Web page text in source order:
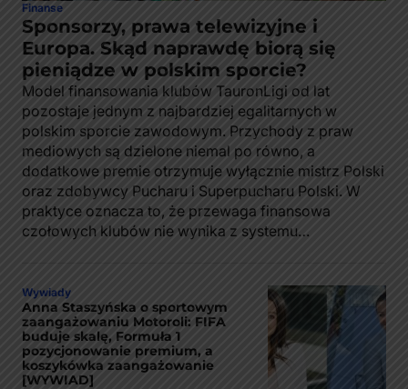
Finanse
Sponsorzy, prawa telewizyjne i
Europa. Skąd naprawdę biorą się
pieniądze w polskim sporcie?
Model finansowania klubów TauronLigi od lat
pozostaje jednym z najbardziej egalitarnych w
polskim sporcie zawodowym. Przychody z praw
mediowych są dzielone niemal po równo, a
dodatkowe premie otrzymuje wyłącznie mistrz Polski
oraz zdobywcy Pucharu i Superpucharu Polski. W
praktyce oznacza to, że przewaga finansowa
czołowych klubów nie wynika z systemu…
Wywiady
Anna Staszyńska o sportowym
zaangażowaniu Motoroli: FIFA
buduje skalę, Formuła 1
pozycjonowanie premium, a
koszykówka zaangażowanie
[WYWIAD]